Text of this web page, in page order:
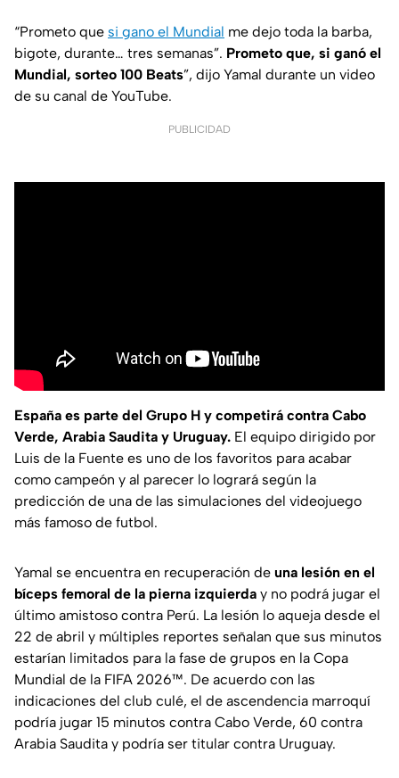
“Prometo que si gano el Mundial me dejo toda la barba,
bigote, durante… tres semanas”. Prometo que, si ganó el
Mundial, sorteo 100 Beats”, dijo Yamal durante un video
de su canal de YouTube.
PUBLICIDAD
España es parte del Grupo H y competirá contra Cabo
Verde, Arabia Saudita y Uruguay. El equipo dirigido por
Luis de la Fuente es uno de los favoritos para acabar
como campeón y al parecer lo logrará según la
predicción de una de las simulaciones del videojuego
más famoso de futbol.
Yamal se encuentra en recuperación de una lesión en el
bíceps femoral de la pierna izquierda y no podrá jugar el
último amistoso contra Perú. La lesión lo aqueja desde el
22 de abril y múltiples reportes señalan que sus minutos
estarían limitados para la fase de grupos en la Copa
Mundial de la FIFA 2026™. De acuerdo con las
indicaciones del club culé, el de ascendencia marroquí
podría jugar 15 minutos contra Cabo Verde, 60 contra
Arabia Saudita y podría ser titular contra Uruguay.